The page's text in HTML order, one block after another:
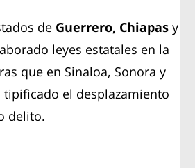
de Guerrero, Chiapas y
leyes estatales en la
que en Sinaloa, Sonora y
tipificado el desplazamiento
delito.